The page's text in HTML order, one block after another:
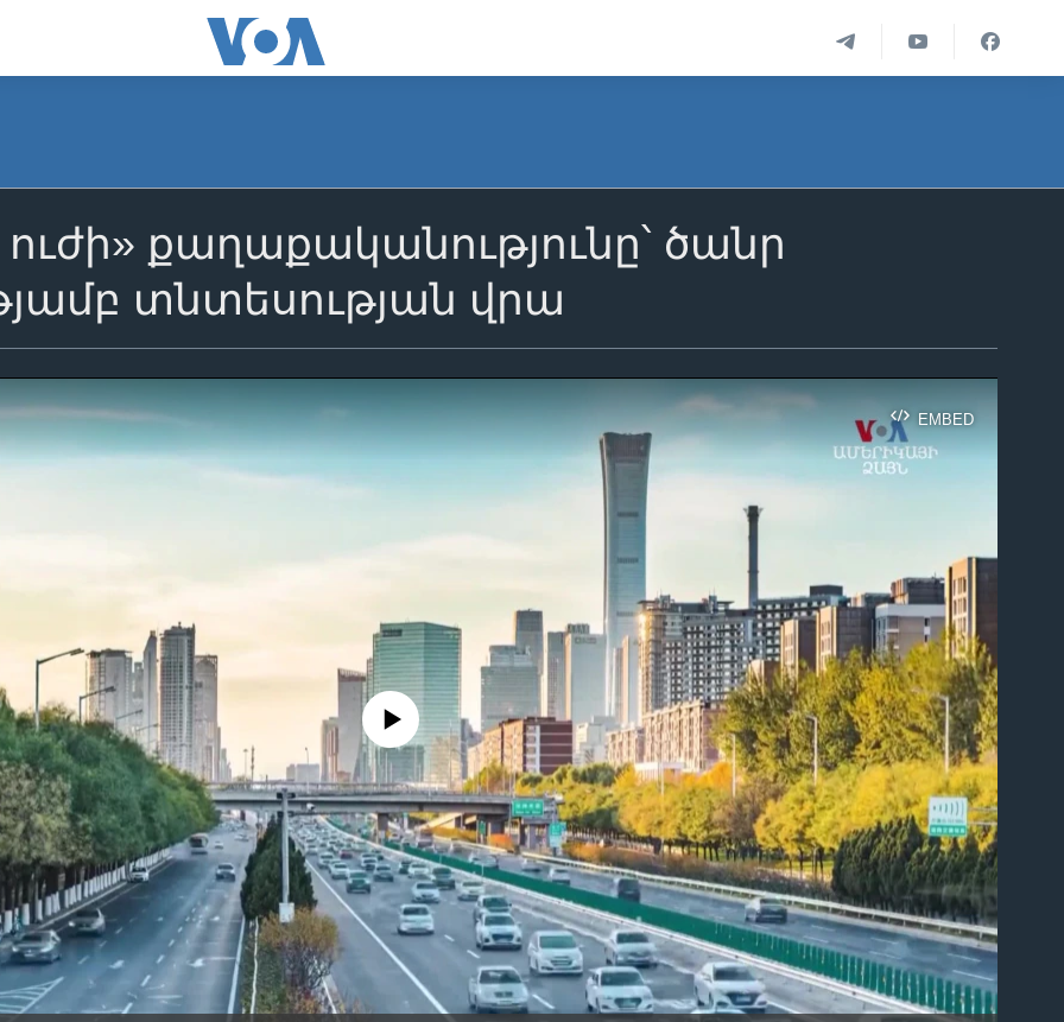
քաղաքականությունը՝ ծանր
տնտեսության վրա
EMBED
No media source currently available